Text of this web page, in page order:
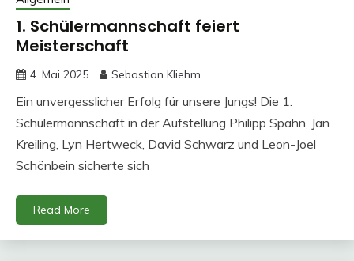
1. Schülermannschaft feiert
Meisterschaft
4. Mai 2025 Sebastian Kliehm
Ein unvergesslicher Erfolg für unsere Jungs! Die 1.
Schülermannschaft in der Aufstellung Philipp Spahn, Jan
Kreiling, Lyn Hertweck, David Schwarz und Leon-Joel
Schönbein sicherte sich
Read More